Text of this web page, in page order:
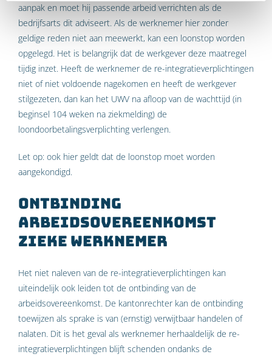
aanpak en moet hij passende arbeid verrichten als de
bedrijfsarts dit adviseert. Als de werknemer hier zonder
geldige reden niet aan meewerkt, kan een loonstop worden
opgelegd. Het is belangrijk dat de werkgever deze maatregel
tijdig inzet. Heeft de werknemer de re-integratieverplichtingen
niet of niet voldoende nagekomen en heeft de werkgever
stilgezeten, dan kan het UWV na afloop van de wachttijd (in
beginsel 104 weken na ziekmelding) de
loondoorbetalingsverplichting verlengen.
Let op: ook hier geldt dat de loonstop moet worden
aangekondigd.
Ontbinding
arbeidsovereenkomst
zieke werknemer
Het niet naleven van de re-integratieverplichtingen kan
uiteindelijk ook leiden tot de ontbinding van de
arbeidsovereenkomst. De kantonrechter kan de ontbinding
toewijzen als sprake is van (ernstig) verwijtbaar handelen of
nalaten. Dit is het geval als werknemer herhaaldelijk de re-
integratieverplichtingen blijft schenden ondanks de